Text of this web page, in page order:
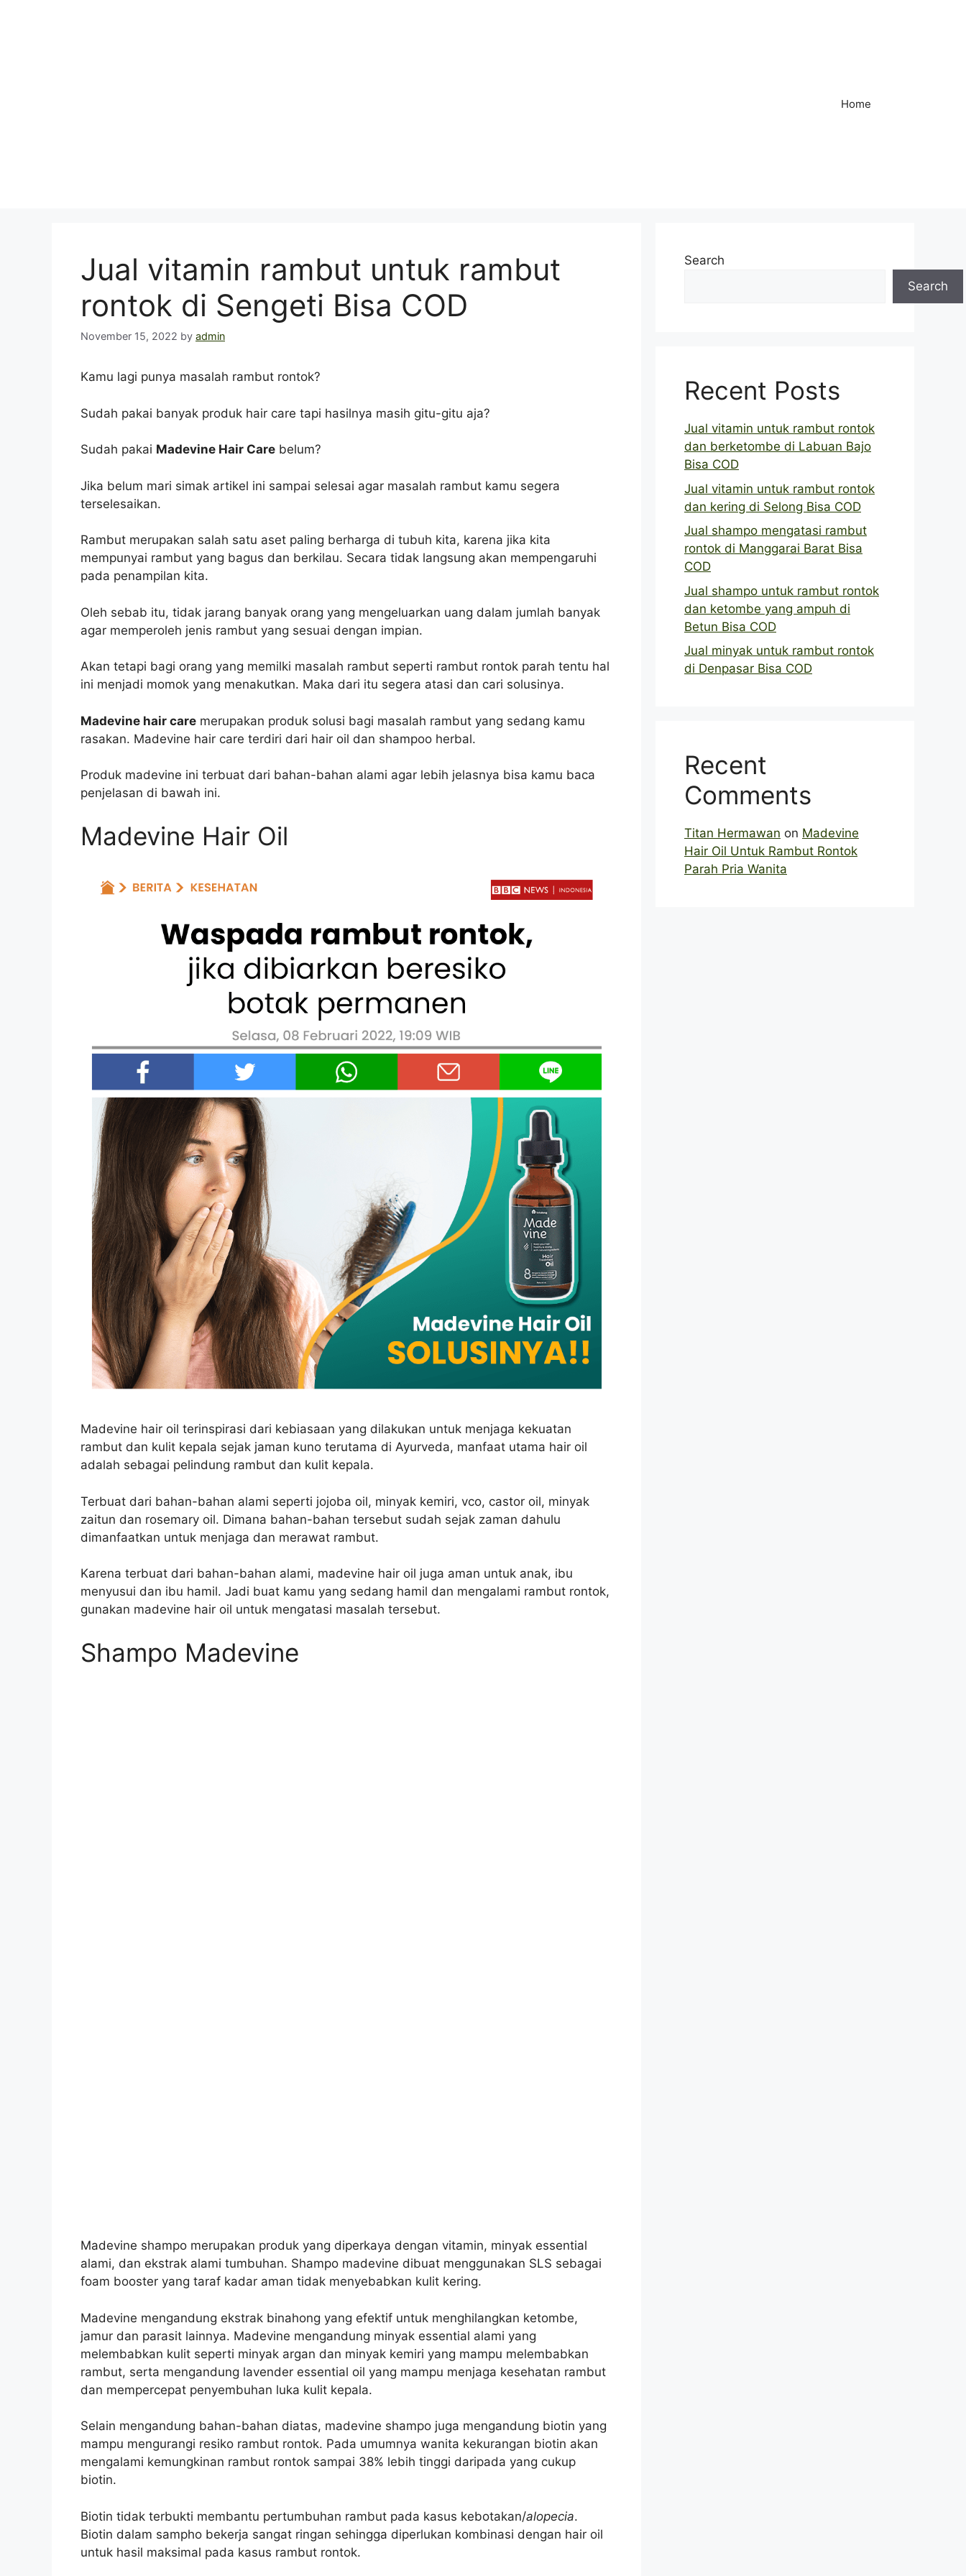
Home
Jual vitamin rambut untuk rambut
rontok di Sengeti Bisa COD
November 15, 2022 by admin
Kamu lagi punya masalah rambut rontok?
Sudah pakai banyak produk hair care tapi hasilnya masih gitu-gitu aja?
Sudah pakai Madevine Hair Care belum?
Jika belum mari simak artikel ini sampai selesai agar masalah rambut kamu segera
terselesaikan.
Rambut merupakan salah satu aset paling berharga di tubuh kita, karena jika kita
mempunyai rambut yang bagus dan berkilau. Secara tidak langsung akan mempengaruhi
pada penampilan kita.
Oleh sebab itu, tidak jarang banyak orang yang mengeluarkan uang dalam jumlah banyak
agar memperoleh jenis rambut yang sesuai dengan impian.
Akan tetapi bagi orang yang memilki masalah rambut seperti rambut rontok parah tentu hal
ini menjadi momok yang menakutkan. Maka dari itu segera atasi dan cari solusinya.
Madevine hair care merupakan produk solusi bagi masalah rambut yang sedang kamu
rasakan. Madevine hair care terdiri dari hair oil dan shampoo herbal.
Produk madevine ini terbuat dari bahan-bahan alami agar lebih jelasnya bisa kamu baca
penjelasan di bawah ini.
Madevine Hair Oil
Madevine hair oil terinspirasi dari kebiasaan yang dilakukan untuk menjaga kekuatan
rambut dan kulit kepala sejak jaman kuno terutama di Ayurveda, manfaat utama hair oil
adalah sebagai pelindung rambut dan kulit kepala.
Terbuat dari bahan-bahan alami seperti jojoba oil, minyak kemiri, vco, castor oil, minyak
zaitun dan rosemary oil. Dimana bahan-bahan tersebut sudah sejak zaman dahulu
dimanfaatkan untuk menjaga dan merawat rambut.
Karena terbuat dari bahan-bahan alami, madevine hair oil juga aman untuk anak, ibu
menyusui dan ibu hamil. Jadi buat kamu yang sedang hamil dan mengalami rambut rontok,
gunakan madevine hair oil untuk mengatasi masalah tersebut.
Shampo Madevine
Madevine shampo merupakan produk yang diperkaya dengan vitamin, minyak essential
alami, dan ekstrak alami tumbuhan. Shampo madevine dibuat menggunakan SLS sebagai
foam booster yang taraf kadar aman tidak menyebabkan kulit kering.
Madevine mengandung ekstrak binahong yang efektif untuk menghilangkan ketombe,
jamur dan parasit lainnya. Madevine mengandung minyak essential alami yang
melembabkan kulit seperti minyak argan dan minyak kemiri yang mampu melembabkan
rambut, serta mengandung lavender essential oil yang mampu menjaga kesehatan rambut
dan mempercepat penyembuhan luka kulit kepala.
Selain mengandung bahan-bahan diatas, madevine shampo juga mengandung biotin yang
mampu mengurangi resiko rambut rontok. Pada umumnya wanita kekurangan biotin akan
mengalami kemungkinan rambut rontok sampai 38% lebih tinggi daripada yang cukup
biotin.
Biotin tidak terbukti membantu pertumbuhan rambut pada kasus kebotakan/alopecia.
Biotin dalam sampho bekerja sangat ringan sehingga diperlukan kombinasi dengan hair oil
untuk hasil maksimal pada kasus rambut rontok.
Search
Search
Recent Posts
Jual vitamin untuk rambut rontok
dan berketombe di Labuan Bajo
Bisa COD
Jual vitamin untuk rambut rontok
dan kering di Selong Bisa COD
Jual shampo mengatasi rambut
rontok di Manggarai Barat Bisa
COD
Jual shampo untuk rambut rontok
dan ketombe yang ampuh di
Betun Bisa COD
Jual minyak untuk rambut rontok
di Denpasar Bisa COD
Recent
Comments
Titan Hermawan on Madevine
Hair Oil Untuk Rambut Rontok
Parah Pria Wanita